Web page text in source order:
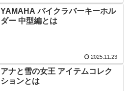
YAMAHA バイクラバーキーホル
ダー 中型編とは
2025.11.23
アナと雪の女王 アイテムコレク
ションとは